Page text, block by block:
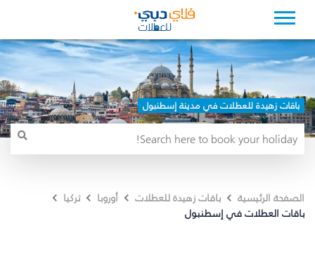
باقات زهيدة للعطلات في مدينة إسطنبول
الصفحة الرئيسية باقات زهيدة للعطلات أوروبا
تركيا
باقات العطلات في إسطنبول